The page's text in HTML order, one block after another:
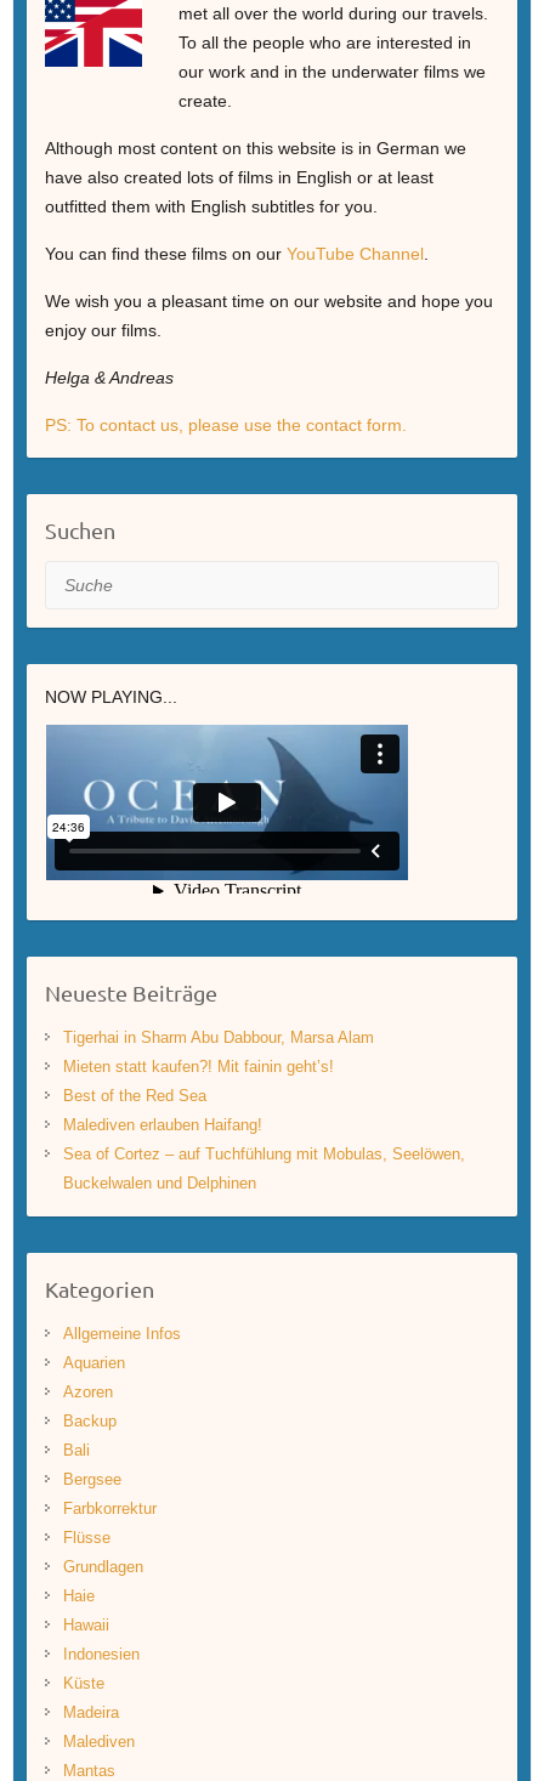
met all over the world during our travels.
To all the people who are interested in
our work and in the underwater films we
create.
Although most content on this website is in German we
have also created lots of films in English or at least
outfitted them with English subtitles for you.
You can find these films on our YouTube Channel.
We wish you a pleasant time on our website and hope you
enjoy our films.
Helga & Andreas
PS: To contact us, please use the contact form.
Suchen
Suche
NOW PLAYING...
Neueste Beiträge
Tigerhai in Sharm Abu Dabbour, Marsa Alam
Mieten statt kaufen?! Mit fainin geht’s!
Best of the Red Sea
Malediven erlauben Haifang!
Sea of Cortez – auf Tuchfühlung mit Mobulas, Seelöwen,
Buckelwalen und Delphinen
Kategorien
Allgemeine Infos
Aquarien
Azoren
Backup
Bali
Bergsee
Farbkorrektur
Flüsse
Grundlagen
Haie
Hawaii
Indonesien
Küste
Madeira
Malediven
Mantas